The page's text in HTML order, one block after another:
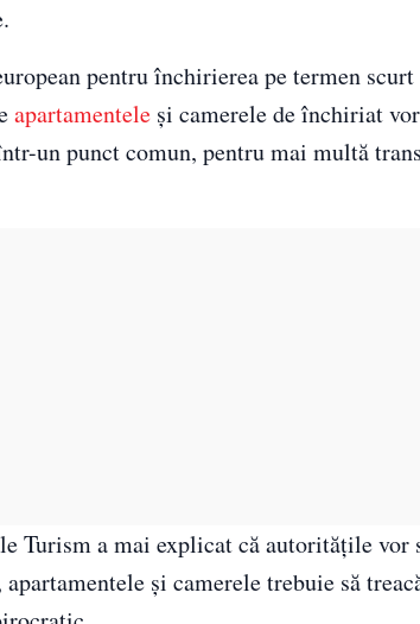
pentru închirierea pe termen
apartamentele și camerele de închiriat
un punct comun, pentru mai multă
Turism a mai explicat că autoritățile
și camerele trebuie să